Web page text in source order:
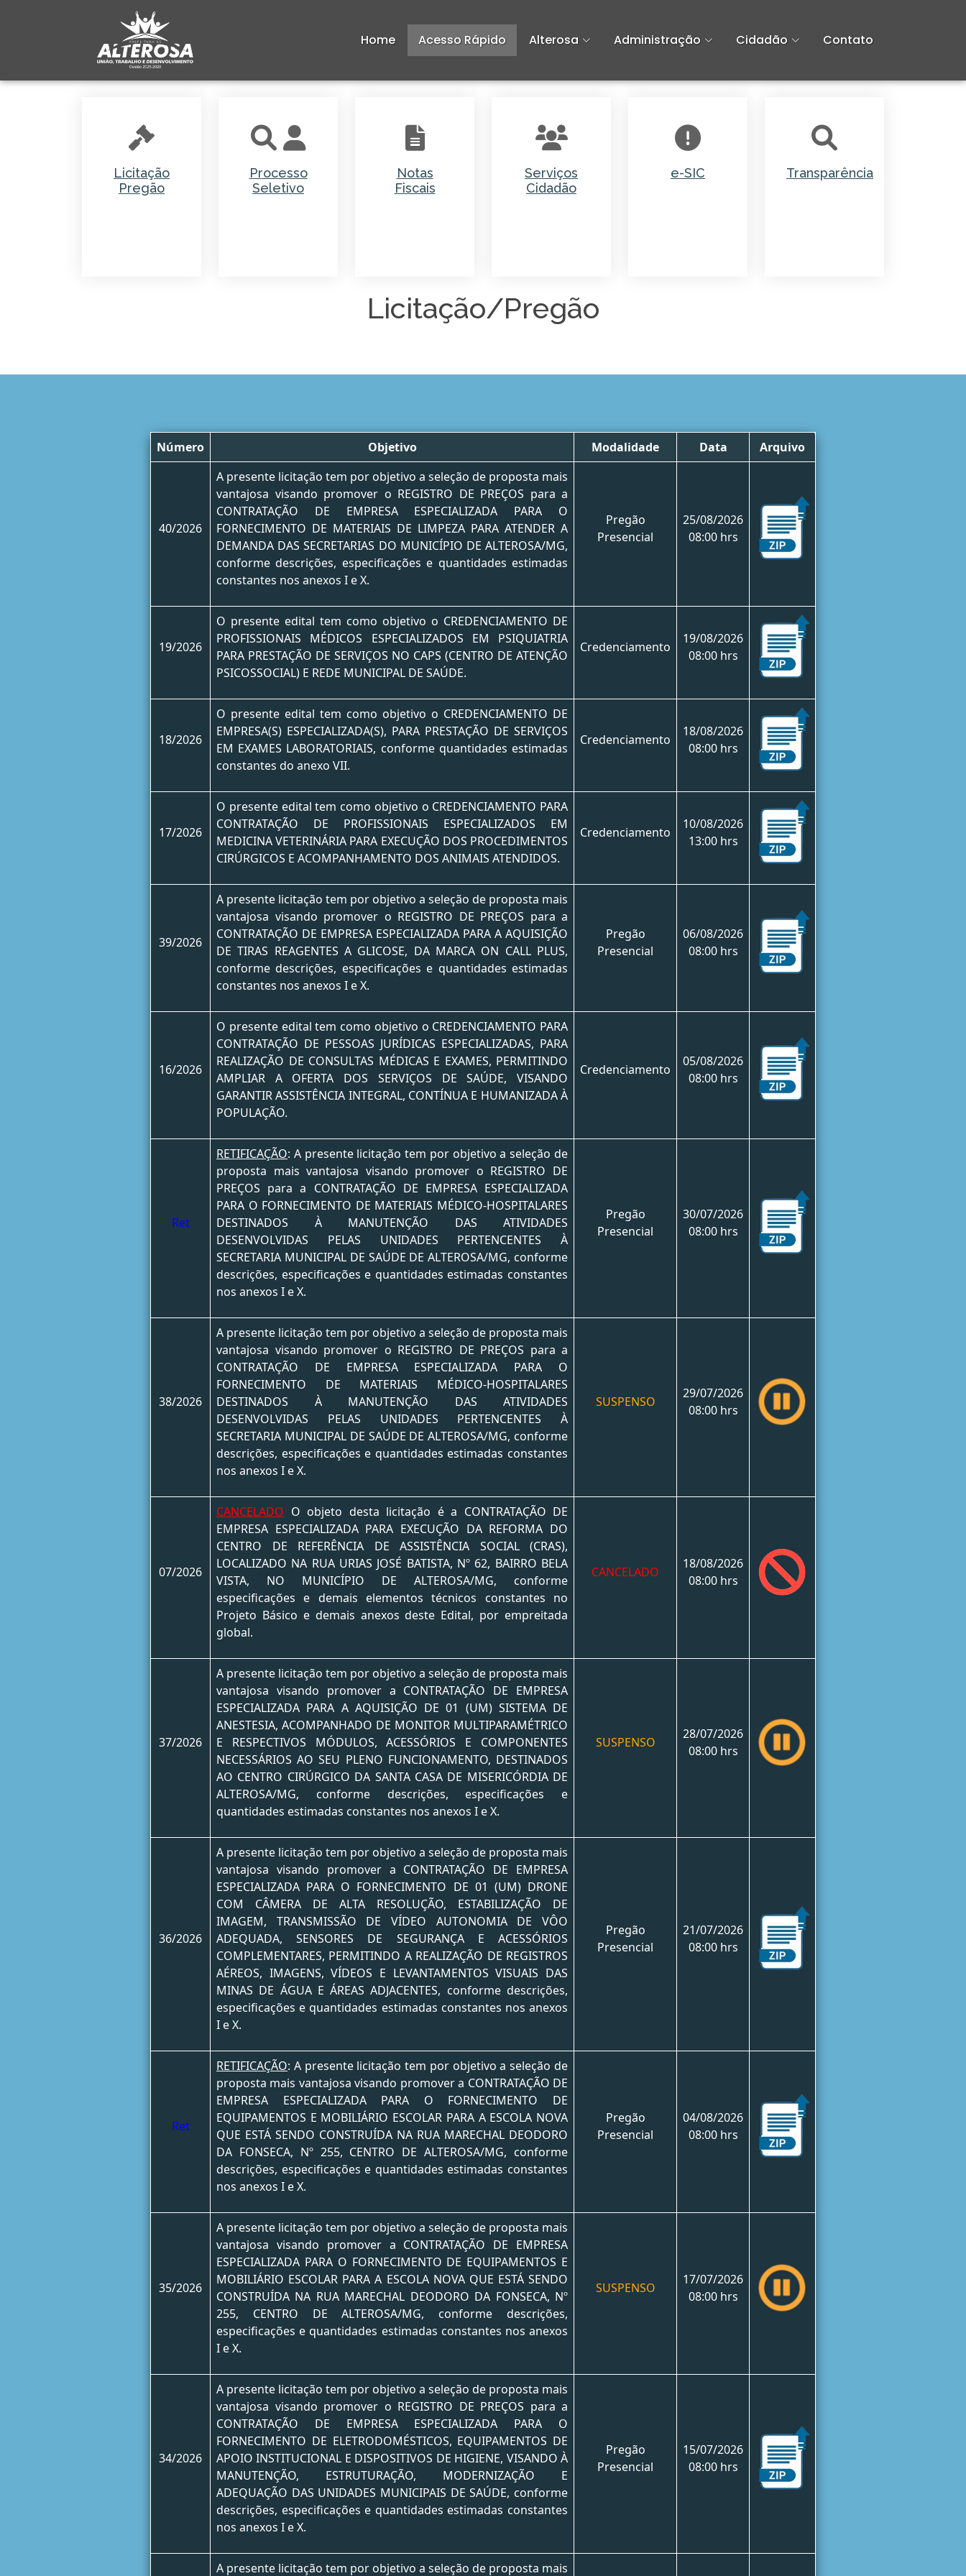
Home Acesso Rápido Alterosa Administração Cidadão Contato
Licitação
Pregão
Processo
Seletivo
Notas
Fiscais
Serviços
Cidadão
e-SIC Transparência
Licitação/Pregão
Número Objetivo Modalidade Data Arquivo
40/2026
A presente licitação tem por objetivo a seleção de proposta mais
vantajosa visando promover o REGISTRO DE PREÇOS para a
CONTRATAÇÃO DE EMPRESA ESPECIALIZADA PARA O
FORNECIMENTO DE MATERIAIS DE LIMPEZA PARA ATENDER A
DEMANDA DAS SECRETARIAS DO MUNICÍPIO DE ALTEROSA/MG,
conforme descrições, especificações e quantidades estimadas
constantes nos anexos I e X.
Pregão
Presencial
25/08/2026
08:00 hrs
19/2026
O presente edital tem como objetivo o CREDENCIAMENTO DE
PROFISSIONAIS MÉDICOS ESPECIALIZADOS EM PSIQUIATRIA
PARA PRESTAÇÃO DE SERVIÇOS NO CAPS (CENTRO DE ATENÇÃO
PSICOSSOCIAL) E REDE MUNICIPAL DE SAÚDE.
Credenciamento
19/08/2026
08:00 hrs
18/2026
O presente edital tem como objetivo o CREDENCIAMENTO DE
EMPRESA(S) ESPECIALIZADA(S), PARA PRESTAÇÃO DE SERVIÇOS
EM EXAMES LABORATORIAIS, conforme quantidades estimadas
constantes do anexo VII.
Credenciamento
18/08/2026
08:00 hrs
17/2026
O presente edital tem como objetivo o CREDENCIAMENTO PARA
CONTRATAÇÃO DE PROFISSIONAIS ESPECIALIZADOS EM
MEDICINA VETERINÁRIA PARA EXECUÇÃO DOS PROCEDIMENTOS
CIRÚRGICOS E ACOMPANHAMENTO DOS ANIMAIS ATENDIDOS.
Credenciamento
10/08/2026
13:00 hrs
39/2026
A presente licitação tem por objetivo a seleção de proposta mais
vantajosa visando promover o REGISTRO DE PREÇOS para a
CONTRATAÇÃO DE EMPRESA ESPECIALIZADA PARA A AQUISIÇÃO
DE TIRAS REAGENTES A GLICOSE, DA MARCA ON CALL PLUS,
conforme descrições, especificações e quantidades estimadas
constantes nos anexos I e X.
Pregão
Presencial
06/08/2026
08:00 hrs
16/2026
O presente edital tem como objetivo o CREDENCIAMENTO PARA
CONTRATAÇÃO DE PESSOAS JURÍDICAS ESPECIALIZADAS, PARA
REALIZAÇÃO DE CONSULTAS MÉDICAS E EXAMES, PERMITINDO
AMPLIAR A OFERTA DOS SERVIÇOS DE SAÚDE, VISANDO
GARANTIR ASSISTÊNCIA INTEGRAL, CONTÍNUA E HUMANIZADA À
POPULAÇÃO.
Credenciamento
05/08/2026
08:00 hrs
Ret
RETIFICAÇÃO: A presente licitação tem por objetivo a seleção de
proposta mais vantajosa visando promover o REGISTRO DE
PREÇOS para a CONTRATAÇÃO DE EMPRESA ESPECIALIZADA
PARA O FORNECIMENTO DE MATERIAIS MÉDICO-HOSPITALARES
DESTINADOS À MANUTENÇÃO DAS ATIVIDADES
DESENVOLVIDAS PELAS UNIDADES PERTENCENTES À
SECRETARIA MUNICIPAL DE SAÚDE DE ALTEROSA/MG, conforme
descrições, especificações e quantidades estimadas constantes
nos anexos I e X.
Pregão
Presencial
30/07/2026
08:00 hrs
38/2026
A presente licitação tem por objetivo a seleção de proposta mais
vantajosa visando promover o REGISTRO DE PREÇOS para a
CONTRATAÇÃO DE EMPRESA ESPECIALIZADA PARA O
FORNECIMENTO DE MATERIAIS MÉDICO-HOSPITALARES
DESTINADOS À MANUTENÇÃO DAS ATIVIDADES
DESENVOLVIDAS PELAS UNIDADES PERTENCENTES À
SECRETARIA MUNICIPAL DE SAÚDE DE ALTEROSA/MG, conforme
descrições, especificações e quantidades estimadas constantes
nos anexos I e X.
SUSPENSO
29/07/2026
08:00 hrs
07/2026
CANCELADO O objeto desta licitação é a CONTRATAÇÃO DE
EMPRESA ESPECIALIZADA PARA EXECUÇÃO DA REFORMA DO
CENTRO DE REFERÊNCIA DE ASSISTÊNCIA SOCIAL (CRAS),
LOCALIZADO NA RUA URIAS JOSÉ BATISTA, Nº 62, BAIRRO BELA
VISTA, NO MUNICÍPIO DE ALTEROSA/MG, conforme
especificações e demais elementos técnicos constantes no
Projeto Básico e demais anexos deste Edital, por empreitada
global.
CANCELADO
18/08/2026
08:00 hrs
37/2026
A presente licitação tem por objetivo a seleção de proposta mais
vantajosa visando promover a CONTRATAÇÃO DE EMPRESA
ESPECIALIZADA PARA A AQUISIÇÃO DE 01 (UM) SISTEMA DE
ANESTESIA, ACOMPANHADO DE MONITOR MULTIPARAMÉTRICO
E RESPECTIVOS MÓDULOS, ACESSÓRIOS E COMPONENTES
NECESSÁRIOS AO SEU PLENO FUNCIONAMENTO, DESTINADOS
AO CENTRO CIRÚRGICO DA SANTA CASA DE MISERICÓRDIA DE
ALTEROSA/MG, conforme descrições, especificações e
quantidades estimadas constantes nos anexos I e X.
SUSPENSO
28/07/2026
08:00 hrs
36/2026
A presente licitação tem por objetivo a seleção de proposta mais
vantajosa visando promover a CONTRATAÇÃO DE EMPRESA
ESPECIALIZADA PARA O FORNECIMENTO DE 01 (UM) DRONE
COM CÂMERA DE ALTA RESOLUÇÃO, ESTABILIZAÇÃO DE
IMAGEM, TRANSMISSÃO DE VÍDEO AUTONOMIA DE VÔO
ADEQUADA, SENSORES DE SEGURANÇA E ACESSÓRIOS
COMPLEMENTARES, PERMITINDO A REALIZAÇÃO DE REGISTROS
AÉREOS, IMAGENS, VÍDEOS E LEVANTAMENTOS VISUAIS DAS
MINAS DE ÁGUA E ÁREAS ADJACENTES, conforme descrições,
especificações e quantidades estimadas constantes nos anexos
I e X.
Pregão
Presencial
21/07/2026
08:00 hrs
Ret
RETIFICAÇÃO: A presente licitação tem por objetivo a seleção de
proposta mais vantajosa visando promover a CONTRATAÇÃO DE
EMPRESA ESPECIALIZADA PARA O FORNECIMENTO DE
EQUIPAMENTOS E MOBILIÁRIO ESCOLAR PARA A ESCOLA NOVA
QUE ESTÁ SENDO CONSTRUÍDA NA RUA MARECHAL DEODORO
DA FONSECA, Nº 255, CENTRO DE ALTEROSA/MG, conforme
descrições, especificações e quantidades estimadas constantes
nos anexos I e X.
Pregão
Presencial
04/08/2026
08:00 hrs
35/2026
A presente licitação tem por objetivo a seleção de proposta mais
vantajosa visando promover a CONTRATAÇÃO DE EMPRESA
ESPECIALIZADA PARA O FORNECIMENTO DE EQUIPAMENTOS E
MOBILIÁRIO ESCOLAR PARA A ESCOLA NOVA QUE ESTÁ SENDO
CONSTRUÍDA NA RUA MARECHAL DEODORO DA FONSECA, Nº
255, CENTRO DE ALTEROSA/MG, conforme descrições,
especificações e quantidades estimadas constantes nos anexos
I e X.
SUSPENSO
17/07/2026
08:00 hrs
34/2026
A presente licitação tem por objetivo a seleção de proposta mais
vantajosa visando promover o REGISTRO DE PREÇOS para a
CONTRATAÇÃO DE EMPRESA ESPECIALIZADA PARA O
FORNECIMENTO DE ELETRODOMÉSTICOS, EQUIPAMENTOS DE
APOIO INSTITUCIONAL E DISPOSITIVOS DE HIGIENE, VISANDO À
MANUTENÇÃO, ESTRUTURAÇÃO, MODERNIZAÇÃO E
ADEQUAÇÃO DAS UNIDADES MUNICIPAIS DE SAÚDE, conforme
descrições, especificações e quantidades estimadas constantes
nos anexos I e X.
Pregão
Presencial
15/07/2026
08:00 hrs
A presente licitação tem por objetivo a seleção de proposta mais